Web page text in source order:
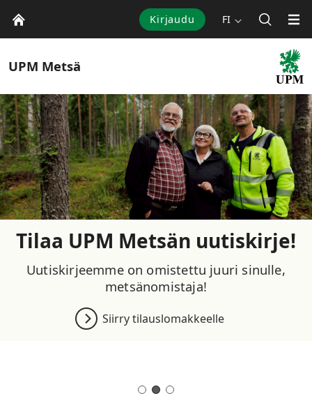
Kirjaudu FI
UPM Metsä
Tilaa UPM Metsän uutiskirje!
Uutiskirjeemme on omistettu juuri sinulle,
metsänomistaja!
Siirry tilauslomakkeelle